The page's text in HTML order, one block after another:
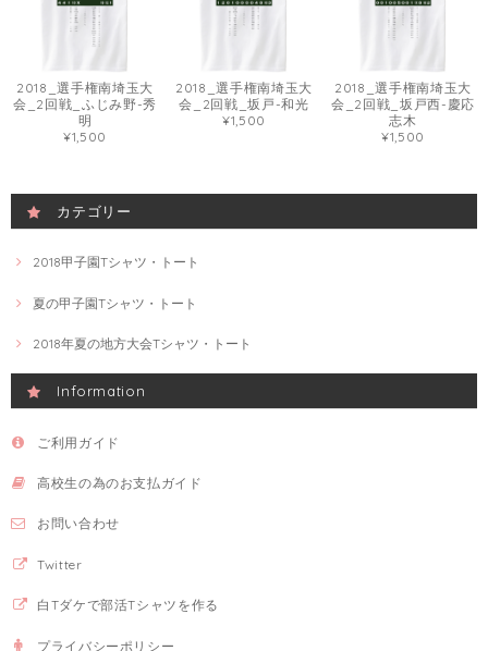
2018_選手権南埼玉大
会_2回戦_ふじみ野-秀
明
¥1,500
2018_選手権南埼玉大
会_2回戦_坂戸-和光
¥1,500
2018_選手権南埼玉大
会_2回戦_坂戸西-慶応
志木
¥1,500
カテゴリー
2018甲子園Tシャツ・トート
夏の甲子園Tシャツ・トート
2018年夏の地方大会Tシャツ・トート
Information
ご利用ガイド
高校生の為のお支払ガイド
お問い合わせ
Twitter
白Tダケで部活Tシャツを作る
プライバシーポリシー